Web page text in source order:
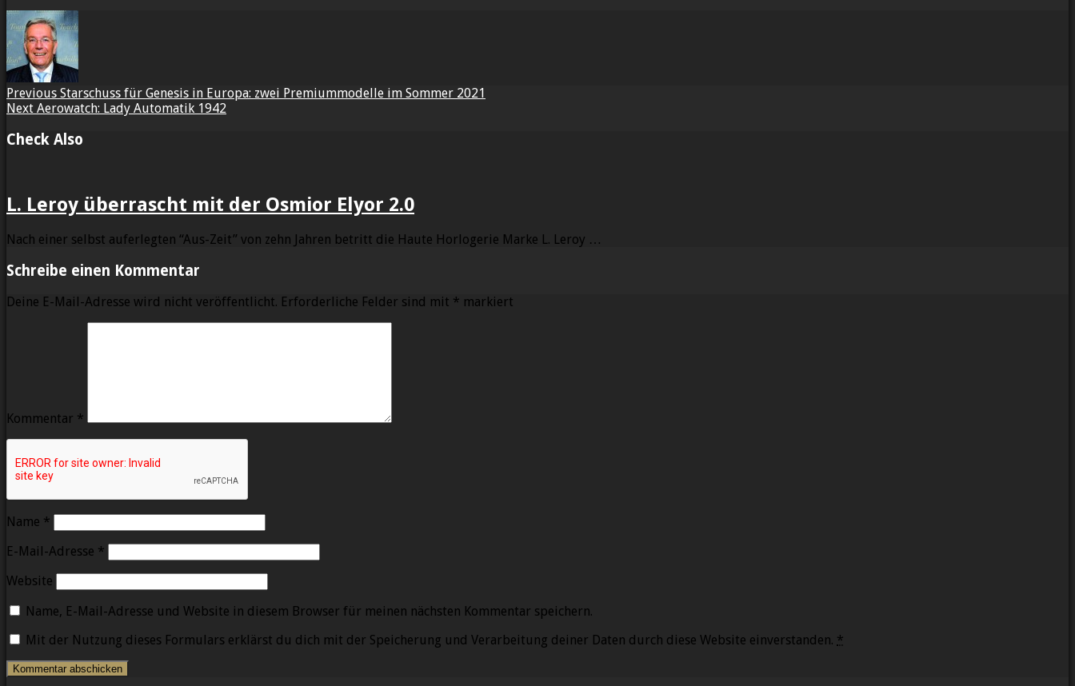
Previous Starschuss für Genesis in Europa: zwei Premiummodelle im Sommer 2021
Next Aerowatch: Lady Automatik 1942
Check Also
L. Leroy überrascht mit der Osmior Elyor 2.0
Nach einer selbst auferlegten “Aus-Zeit” von zehn Jahren betritt die Haute Horlogerie Marke L. Leroy …
Schreibe einen Kommentar
Deine E-Mail-Adresse wird nicht veröffentlicht. Erforderliche Felder sind mit * markiert
Kommentar *
Name *
E-Mail-Adresse *
Website
Name, E-Mail-Adresse und Website in diesem Browser für meinen nächsten Kommentar speichern.
Mit der Nutzung dieses Formulars erklärst du dich mit der Speicherung und Verarbeitung deiner Daten durch diese Website einverstanden. *